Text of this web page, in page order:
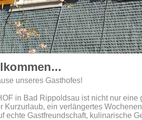
unseres Gasthofes!
in Bad Rippoldsau ist nicht nur
Kurzurlaub, ein verlängertes
echte Gastfreundschaft, kulinarische